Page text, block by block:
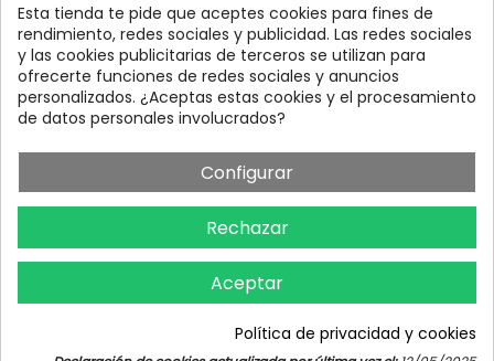
Contacta con nosotros
Nuestras Vinotecas:
Vinofilos Triana: Viera y
Clavijo, 23 - Gran Canaria
Vinófilos Santa Cruz: Adán
Martín Menis, 5 - Tenerife
Descarga nuestra App
Todo el vino a tu
alcance
Esta tienda te pide que aceptes cookies para fines de
rendimiento, redes sociales y publicidad. Las redes sociales
y las cookies publicitarias de terceros se utilizan para
ofrecerte funciones de redes sociales y anuncios
personalizados. ¿Aceptas estas cookies y el procesamiento
de datos personales involucrados?
Configurar
Rechazar
Aceptar
Política de privacidad y cookies